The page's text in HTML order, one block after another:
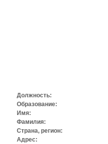
Должность:
Образование:
Имя:
Фамилия:
Страна, регион:
Адрес: